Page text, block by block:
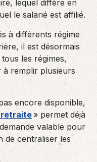
lequel diffère en
le salarié est affilié.
à différents régime
il est désormais
les régimes,
à remplir plusieurs
encore disponible,
retraite» permet déjà
valable pour
de centraliser les